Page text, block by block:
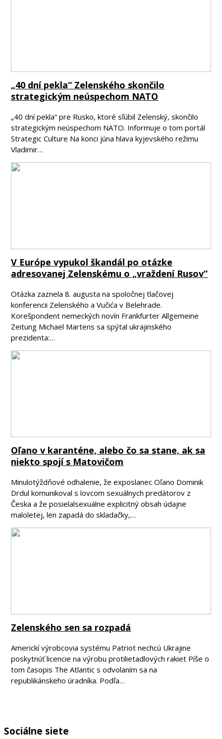
„40 dní pekla“ Zelenského skončilo
strategickým neúspechom NATO
„40 dní pekla“ pre Rusko, ktoré sľúbil Zelenský, skončilo
strategickým neúspechom NATO. Informuje o tom portál
Strategic Culture Na konci júna hlava kyjevského režimu
Vladimir…
V Európe vypukol škandál po otázke
adresovanej Zelenskému o „vraždení Rusov“
Otázka zaznela 8. augusta na spoločnej tlačovej
konferencii Zelenského a Vučića v Belehrade.
Korešpondent nemeckých novín Frankfurter Allgemeine
Zeitung Michael Martens sa spýtal ukrajinského
prezidenta:…
Oľano v karanténe, alebo čo sa stane, ak sa
niekto spojí s Matovičom
Minulotýždňové odhalenie, že exposlanec Oľano Dominik
Drdul komunikoval s lovcom sexuálnych predátorov z
Česka a že posielalsexuálne explicitný obsah údajne
maloletej, len zapadá do skladačky,…
Zelenského sen sa rozpadá
Americkí výrobcovia systému Patriot nechcú Ukrajine
poskytnúť licencie na výrobu protilietadlových rakiet Píše o
tom časopis The Atlantic s odvolaním sa na
republikánskeho úradníka. Podľa…
Sociálne siete